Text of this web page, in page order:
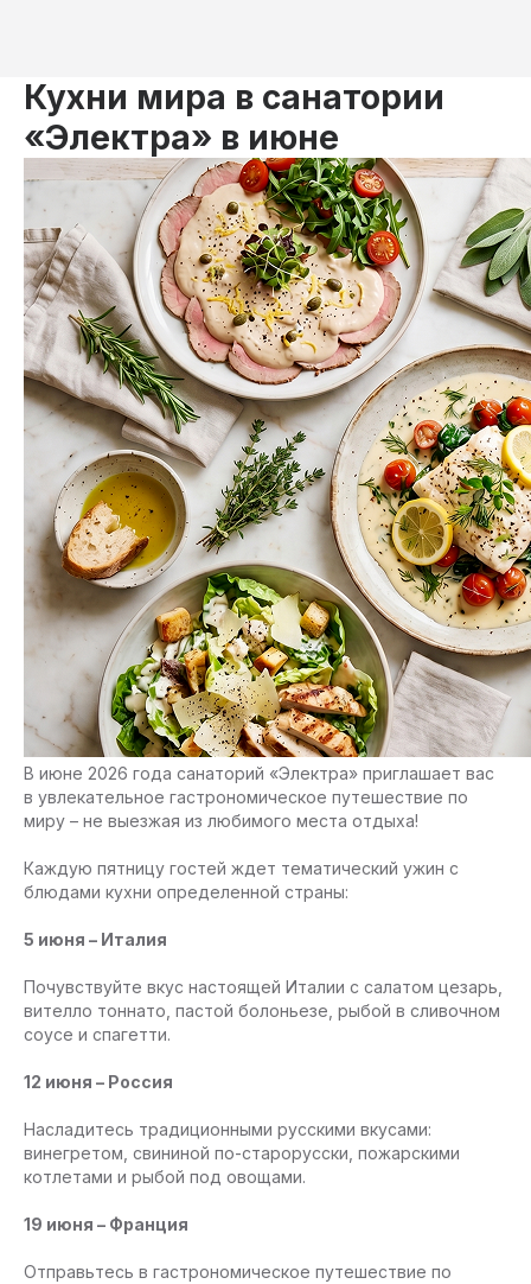
Кухни мира в санатории
«Электра» в июне
В июне 2026 года санаторий «Электра» приглашает вас
в увлекательное гастрономическое путешествие по
миру – не выезжая из любимого места отдыха!
Каждую пятницу гостей ждет тематический ужин с
блюдами кухни определенной страны:
5 июня – Италия
Почувствуйте вкус настоящей Италии с салатом цезарь,
вителло тоннато, пастой болоньезе, рыбой в сливочном
соусе и спагетти.
12 июня – Россия
Насладитесь традиционными русскими вкусами:
винегретом, свининой по-старорусски, пожарскими
котлетами и рыбой под овощами.
19 июня – Франция
Отправьтесь в гастрономическое путешествие по